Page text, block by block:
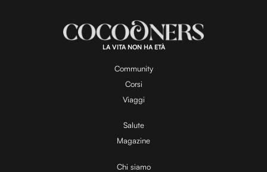
a
y
V
i
:
1
0
0
.
0
LA VITA NON HA ETÀ
Community
Corsi
Viaggi
Salute
Magazine
Chi siamo